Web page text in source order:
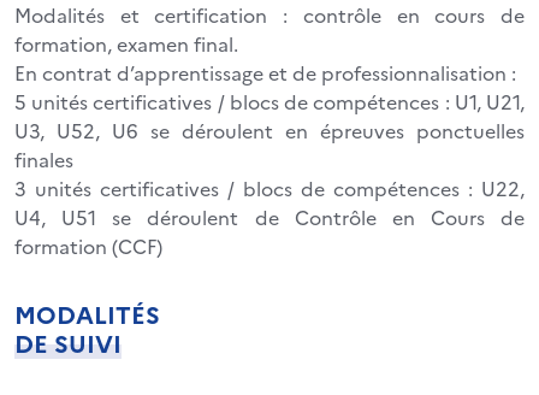
Modalités et certification : contrôle en cours de
formation, examen final.
En contrat d’apprentissage et de professionnalisation :
5 unités certificatives / blocs de compétences : U1, U21,
U3, U52, U6 se déroulent en épreuves ponctuelles
finales
3 unités certificatives / blocs de compétences : U22,
U4, U51 se déroulent de Contrôle en Cours de
formation (CCF)
MODALITÉS
DE SUIVI